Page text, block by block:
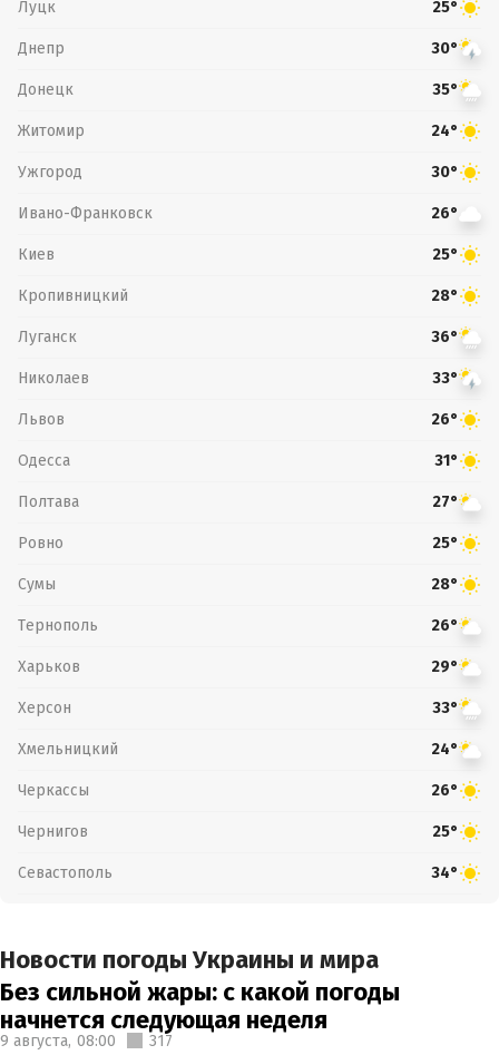
Луцк 25°
Днепр 30°
Донецк 35°
Житомир 24°
Ужгород 30°
Ивано-Франковск 26°
Киев 25°
Кропивницкий 28°
Луганск 36°
Николаев 33°
Львов 26°
Одесса 31°
Полтава 27°
Ровно 25°
Сумы 28°
Тернополь 26°
Харьков 29°
Херсон 33°
Хмельницкий 24°
Черкассы 26°
Чернигов 25°
Севастополь 34°
Новости погоды Украины и мира
Без сильной жары: с какой погоды
начнется следующая неделя
9 августа, 08:00 317